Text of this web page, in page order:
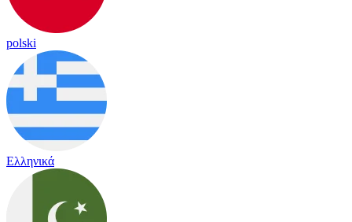
polski
Ελληνικά